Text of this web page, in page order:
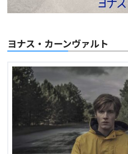
ヨナス・カーンヴァルト